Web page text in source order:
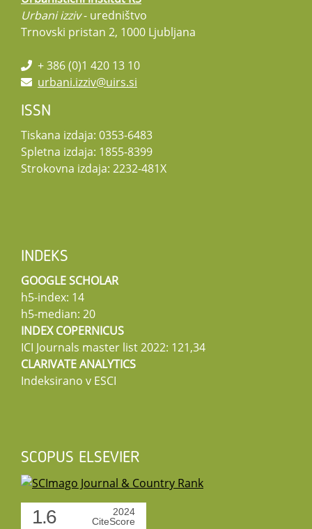
Urbani izziv- uredništvo
Trnovski pristan 2, 1000 Ljubljana
+ 386 (0)1 420 13 10
urbani.izziv@uirs.si
ISSN
Tiskana izdaja: 0353-6483
Spletna izdaja: 1855-8399
Strokovna izdaja: 2232-481X
INDEKS
GOOGLE SCHOLAR
h5-index: 14
h5-median: 20
INDEX COPERNICUS
ICI Journals master list 2022: 121,34
CLARIVATE ANALYTICS
Indeksirano v ESCI
SCOPUS ELSEVIER
1.6
2024
CiteScore